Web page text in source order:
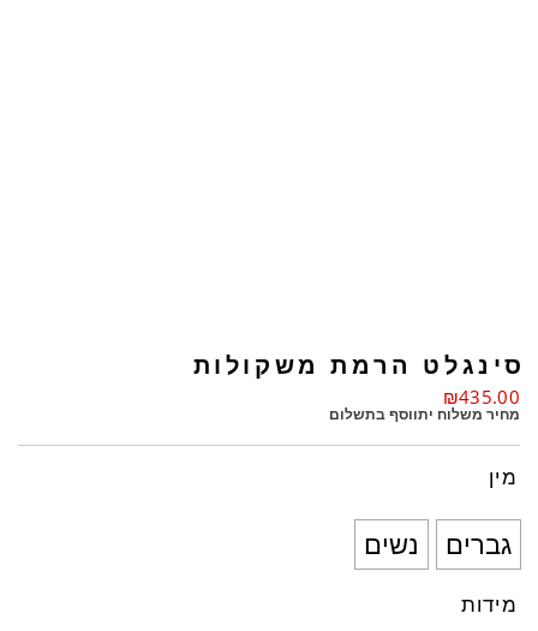
סינגלט הרמת משקולות
₪435.00
מחיר משלוח יתווסף בתשלום
מין
גברים נשים
מידות